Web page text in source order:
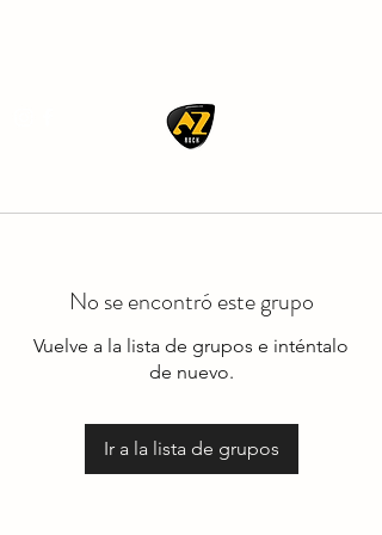
No se encontró este grupo
Vuelve a la lista de grupos e inténtalo
de nuevo.
Ir a la lista de grupos